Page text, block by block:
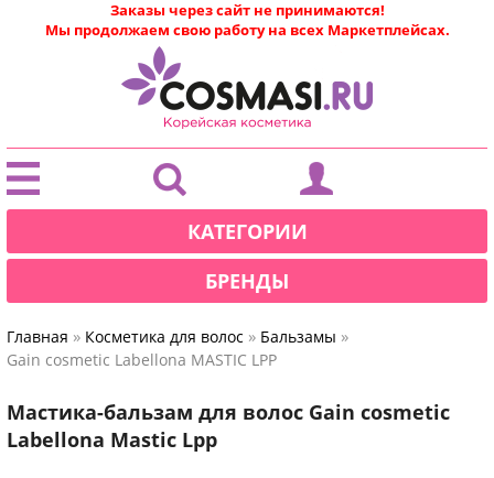
|
Заказы через сайт не принимаются!
Мы продолжаем свою работу на всех Маркетплейсах.
КАТЕГОРИИ
БРЕНДЫ
Главная » Косметика для волос » Бальзамы »
Gain cosmetic Labellona MASTIC LPP
Мастика-бальзам для волос Gain cosmetic
Labellona Mastic Lpp